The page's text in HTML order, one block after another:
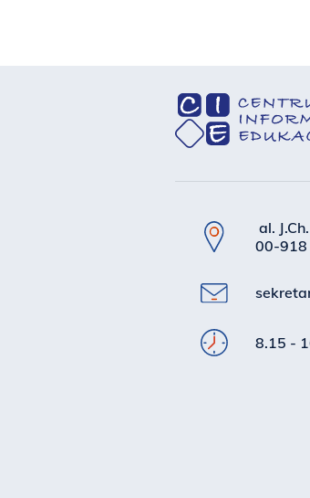
al.
00-918
8.15 -